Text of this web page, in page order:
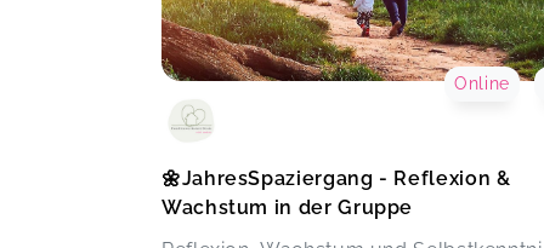
🌼JahresSpaziergang - Reflexion &
Wachstum in der Gruppe
Online